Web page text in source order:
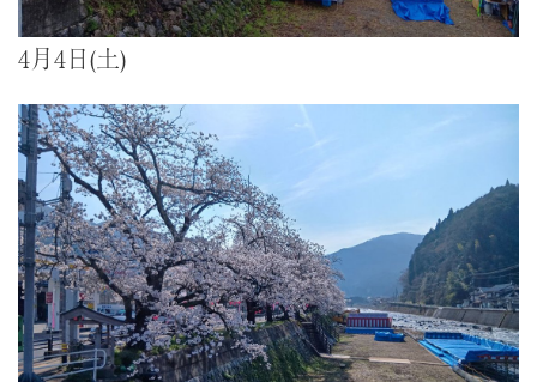
4月4日(土)